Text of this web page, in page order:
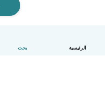
الرئيسية بحث